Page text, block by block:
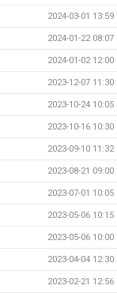
2024-03-01 13:59
2024-01-22 08:07
2024-01-02 12:00
2023-12-07 11:30
2023-10-24 10:05
2023-10-16 10:30
2023-09-10 11:32
2023-08-21 09:00
2023-07-01 10:05
2023-05-06 10:15
2023-05-06 10:00
2023-04-04 12:30
2023-02-21 12:56